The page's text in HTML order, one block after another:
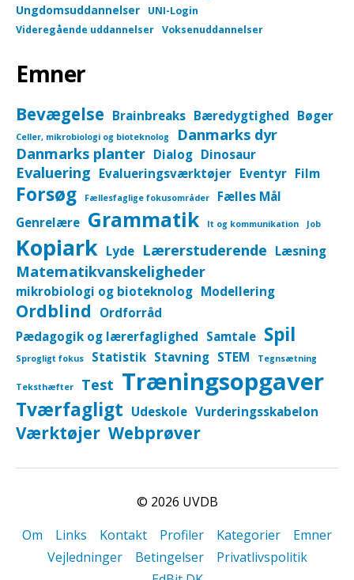
Ungdomsuddannelser
UNI-Login
Videregående uddannelser Voksenuddannelser
Emner
Bevægelse Brainbreaks Bæredygtighed Bøger
Celler, mikrobiologi og bioteknolog
Danmarks dyr
Danmarks planter Dialog Dinosaur
Evaluering Evalueringsværktøjer Eventyr Film
Forsøg Fællesfaglige fokusområder
Fælles Mål
Genrelære Grammatik It og kommunikation Job
Kopiark Lyde Lærerstuderende Læsning
Matematikvanskeligheder
mikrobiologi og bioteknolog Modellering
Ordblind
Ordforråd
Pædagogik og lærerfaglighed Samtale Spil
Sprogligt fokus Statistik Stavning STEM Tegnsætning
Teksthæfter Test Træningsopgaver
Tværfagligt Udeskole Vurderingsskabelon
Værktøjer Webprøver
© 2026 UVDB
Om
Links Kontakt Profiler Kategorier
Emner
Vejledninger
Betingelser
Privatlivspolitik